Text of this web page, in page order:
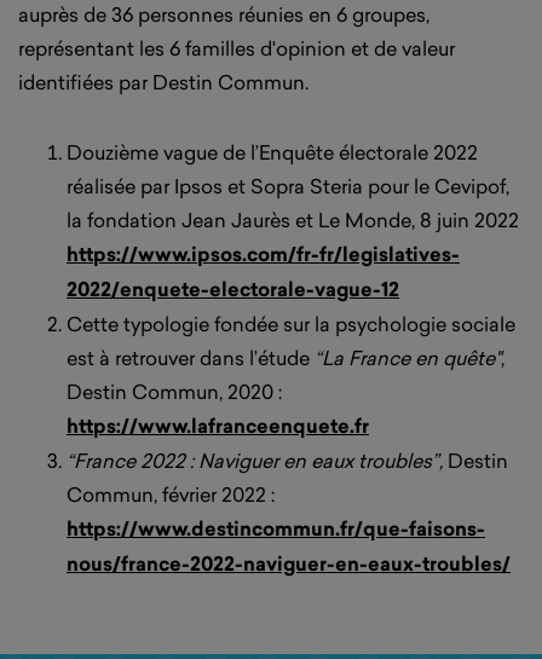
auprès de 36 personnes réunies en 6 groupes,
représentant les 6 familles d'opinion et de valeur
identifiées par Destin Commun.
Douzième vague de l’Enquête électorale 2022
réalisée par Ipsos et Sopra Steria pour le Cevipof,
la fondation Jean Jaurès et Le Monde, 8 juin 2022
https://www.ipsos.com/fr-fr/legislatives-
2022/enquete-electorale-vague-12
Cette typologie fondée sur la psychologie sociale
est à retrouver dans l’étude “La France en quête",
Destin Commun, 2020 :
https://www.lafranceenquete.fr
“France 2022 : Naviguer en eaux troubles”, Destin
Commun, février 2022 :
https://www.destincommun.fr/que-faisons-
nous/france-2022-naviguer-en-eaux-troubles/